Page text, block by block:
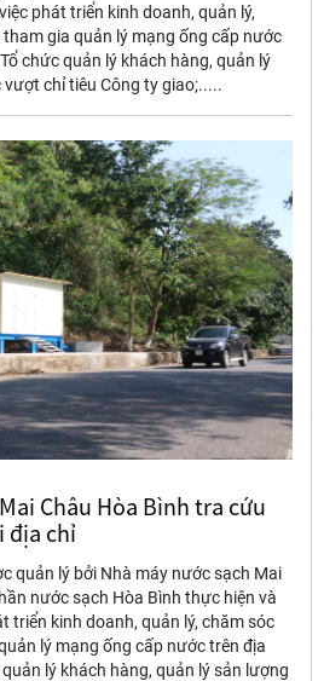
phát triển kinh doanh, quản lý,
gia quản lý mạng ống cấp nước
chức quản lý khách hàng, quản lý
chỉ tiêu Công ty giao;.....
Châu Hòa Bình tra cứu
địa chỉ
quản lý bởi Nhà máy nước sạch Mai
nước sạch Hòa Bình thực hiện và
triển kinh doanh, quản lý, chăm sóc
lý mạng ống cấp nước trên địa
lý khách hàng, quản lý sản lượng